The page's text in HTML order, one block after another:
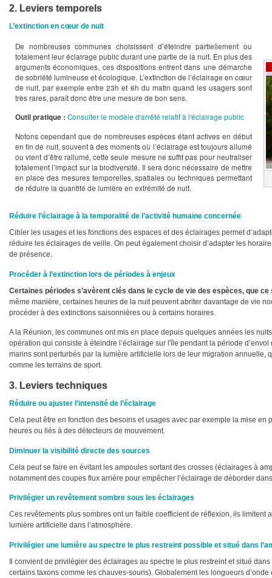
2. Leviers temporels
L’extinction en cœur de nuit
De nombreuses communes choisissent d’éteindre partiellement ou
totalement leur éclairage public durant une partie de la nuit. En plus des
arguments économiques, ces dispositions entrent dans une démarche
de sobriété lumineuse et écologique. L’extinction de l’éclairage en cœur
de nuit, par exemple entre 23h et 6h du matin quand les usagers sont
très rares, paraît donc être une mesure de bon sens.
Outil pratique : Consulter le modèle d'arrêté relatif à l'éclairage public
Notons cependant que de nombreuses espèces étant actives en début
en fin de nuit, souvent à des moments où l’éclairage est toujours allumé
ou vient d’être rallumé, cette seule mesure ne suffit pas pour neutraliser
totalement l’impact sur la biodiversité. Il sera donc nécessaire de mettre
en place des mesures temporelles, spatiales ou techniques permettant
de réduire la quantité de lumière en extrémité de nuit.
Réduire l’éclairage à la temporalité de l’activité humaine concernée
Cibler les usages et les fonctions des espaces et des éclairages permet
réduire les éclairages de veille. On peut également choisir d’adapter les
de présence.
Procéder à l’extinction lors de périodes à enjeux
Certaines périodes s’avèrent clés dans le cycle de vie des espèces, que
même manière, certaines heures de la nuit peuvent abriter davantage de vie
procéder à des extinctions saisonnières ou à certains horaires.
A la Réunion, les communes ont mis en place depuis quelques années les
opération qui consiste à éteindre l’éclairage sur l'île pendant la période
marins sont perturbés par la lumière artificielle lors de leur migration annuelle,
comme les terrains de sport.
3. Leviers techniques
Réduire ou ajuster l’intensité de l’éclairage
Cela peut être en fonction des besoins et usages avec par exemple la mise en
heures ou liés à des détecteurs de mouvement.
Diminuer la visibilité directe des sources
Cela peut se faire en évitant les ampoules sortant des crosses (éclairages à
notamment des coupes flux arrière pour empêcher l’éclairage de déborder
Privilégier un revêtement sombre sous les éclairages
Ces revêtements plus sombres ont un faible coefficient de réflexion, ils limitent
lumière artificielle dans l’atmosphère.
Privilégier une lumière au spectre le plus restreint possible et situé dans
Il convient de privilégier des éclairages au spectre le plus restreint et situé
certains taxons comme les chauves-souris). Globalement les longueurs